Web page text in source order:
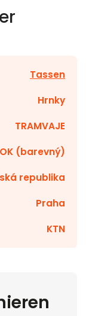
Tassen
Hrnky
TRAMVAJE
(barevný)
republika
Praha
KTN